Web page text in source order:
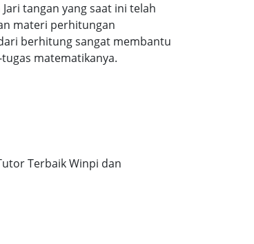
tangan yang saat ini telah
materi perhitungan
berhitung sangat membantu
matematikanya.
Terbaik Winpi dan